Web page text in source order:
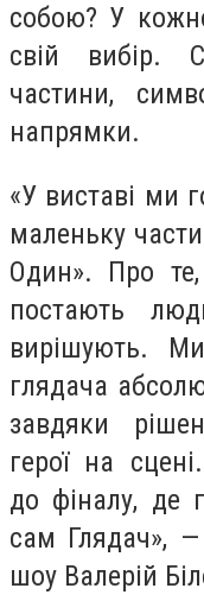
собою? У
свій вибір.
частини,
напрямки.
«У виставі ми
маленьку
Один». Про
постають
вирішують.
глядача
завдяки
герої на
до фіналу, де
сам Глядач», —
шоу Валерій